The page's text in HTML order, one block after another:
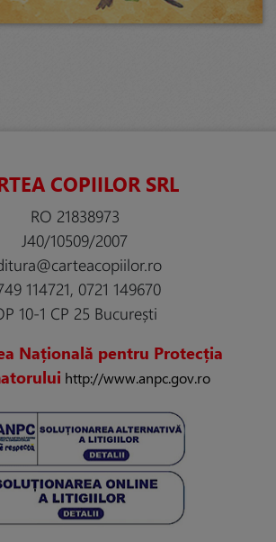
COPIILOR SRL
RO 21838973
J40/10509/2007
114721, 0721 149670
10-1 CP 25 București
Națională pentru Protecția
http://www.anpc.gov.ro